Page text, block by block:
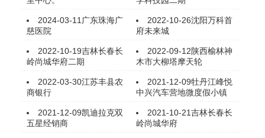
2024-03-11广东珠海广
慈医院
2022-10-26沈阳万科首
府未来城
2022-10-19吉林长春长
岭尚城华府二期
2022-09-12陕西榆林神
木市大柳塔摩天轮
2022-03-30江苏丰县农
商银行
2021-12-09牡丹江峰悦
中兴汽车营地微度假小镇
2021-12-09凯迪拉克双
五星经销商
2021-10-21吉林长春长
岭尚城华府